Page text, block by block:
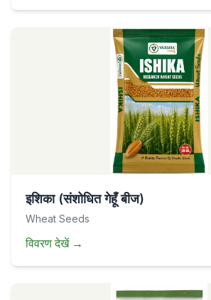
इशिका (संशोधित गेहूँ बीज)
Wheat Seeds
विवरण देखें→